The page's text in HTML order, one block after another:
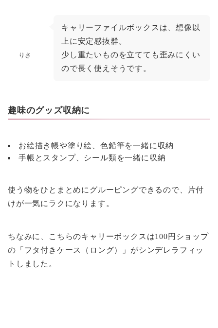
りさ
キャリーファイルボックスは、想像以
上に安定感抜群。
少し重たいものを立てても歪みにくい
ので長く使えそうです。
趣味のグッズ収納に
お絵描き帳や塗り絵、色鉛筆を一緒に収納
手帳とスタンプ、シール類を一緒に収納
使う物をひとまとめにグルーピングできるので、片付
けが一気にラクになります。
ちなみに、こちらのキャリーボックスは100円ショップ
の「フタ付きケース（ロング）」がシンデレラフィッ
トしました。